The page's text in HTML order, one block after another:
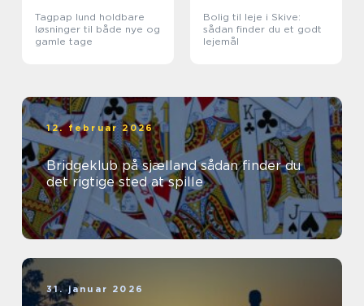
Tagpap lund holdbare
løsninger til både nye og
gamle tage
Bolig til leje i Skive:
sådan finder du et godt
lejemål
12. februar 2026
Bridgeklub på sjælland sådan finder du
det rigtige sted at spille
31. januar 2026